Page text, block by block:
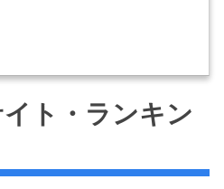
当サイトを通じてご紹介お手伝いいたします。
ト・ランキン